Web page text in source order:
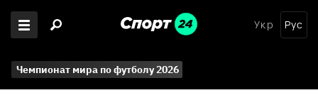
Укр Рус
Чемпионат мира по футболу 2026